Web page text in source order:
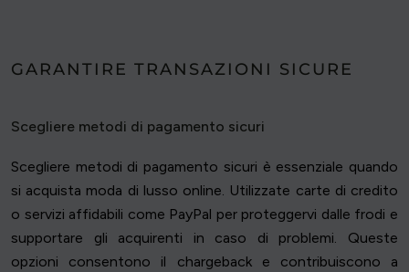
GARANTIRE TRANSAZIONI SICURE
Scegliere metodi di pagamento sicuri
Scegliere metodi di pagamento sicuri è essenziale quando
si acquista moda di lusso online. Utilizzate carte di credito
o servizi affidabili come PayPal per proteggervi dalle frodi e
supportare gli acquirenti in caso di problemi. Queste
opzioni consentono il chargeback e contribuiscono a